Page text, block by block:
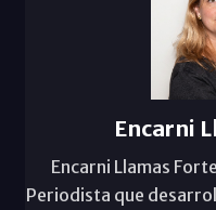
Encarni
Encarni Llamas
Periodista que